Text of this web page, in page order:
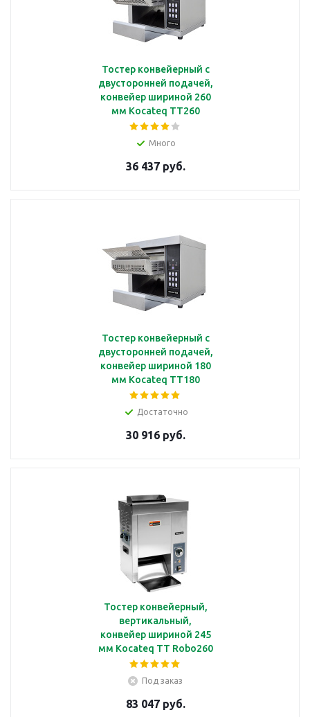
Тостер конвейерный с
двусторонней подачей,
конвейер шириной 260
мм Kocateq TT260
Много
36 437 руб.
Тостер конвейерный с
двусторонней подачей,
конвейер шириной 180
мм Kocateq TT180
Достаточно
30 916 руб.
Тостер конвейерный,
вертикальный,
конвейер шириной 245
мм Kocateq TT Robo260
Под заказ
83 047 руб.